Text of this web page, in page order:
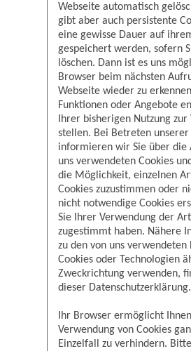
Webseite automatisch
gibt aber auch persistente
eine gewisse Dauer auf
gespeichert werden, sofern
löschen. Dann ist es uns
Browser beim nächsten
Webseite wieder zu
Funktionen oder Angebote
Ihrer bisherigen Nutzung zur
stellen. Bei Betreten unserer
informieren wir Sie über die
uns verwendeten Cookies
die Möglichkeit, einzelnen
Cookies zuzustimmen oder
nicht notwendige Cookies
Sie Ihrer Verwendung der
zugestimmt haben. Nähere
zu den von uns verwendeten
Cookies oder Technologien
Zweckrichtung verwenden,
dieser Datenschutzerklärung.
Ihr Browser ermöglicht
Verwendung von Cookies
Einzelfall zu verhindern.